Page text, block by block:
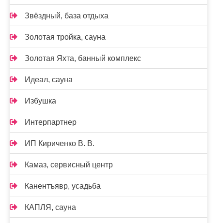
Звёздный, база отдыха
Золотая тройка, сауна
Золотая Яхта, банный комплекс
Идеал, сауна
Избушка
Интерпартнер
ИП Кириченко В. В.
Камаз, сервисный центр
Канентъявр, усадьба
КАПЛЯ, сауна